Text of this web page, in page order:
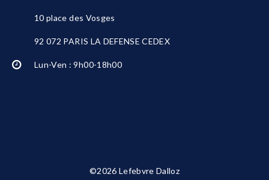
10 place des Vosges
92 072 PARIS LA DEFENSE CEDEX
Lun-Ven : 9h00-18h00
©2026 Lefebvre Dalloz